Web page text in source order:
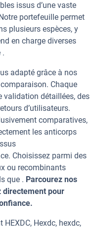
issus d’une vaste
portefeuille permet
plusieurs espèces, y
en charge diverses
.
adapté grâce à nos
Chaque
validation détaillées, des
d’utilisateurs.
comparatives,
les anticorps
Choisissez parmi des
ou recombinants
que . Parcourez nos
directement pour
Hexdc, hexdc,